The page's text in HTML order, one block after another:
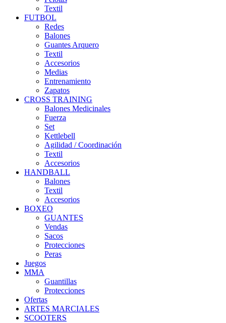
Textil
FUTBOL
Redes
Balones
Guantes Arquero
Textil
Accesorios
Medias
Entrenamiento
Zapatos
CROSS TRAINING
Balones Medicinales
Fuerza
Set
Kettlebell
Agilidad / Coordinación
Textil
Accesorios
HANDBALL
Balones
Textil
Accesorios
BOXEO
GUANTES
Vendas
Sacos
Protecciones
Peras
Juegos
MMA
Guantillas
Protecciones
Ofertas
ARTES MARCIALES
SCOOTERS